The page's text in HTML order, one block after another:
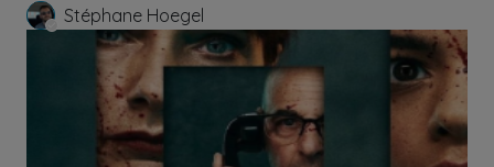
Stéphane Hoegel